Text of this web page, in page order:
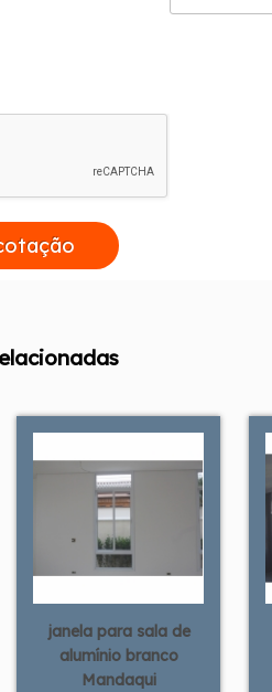
janela para sala de
alumínio branco
Mandaqui